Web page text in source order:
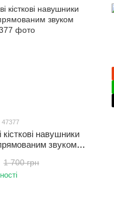
47377
навушники
звуком
1 700 грн